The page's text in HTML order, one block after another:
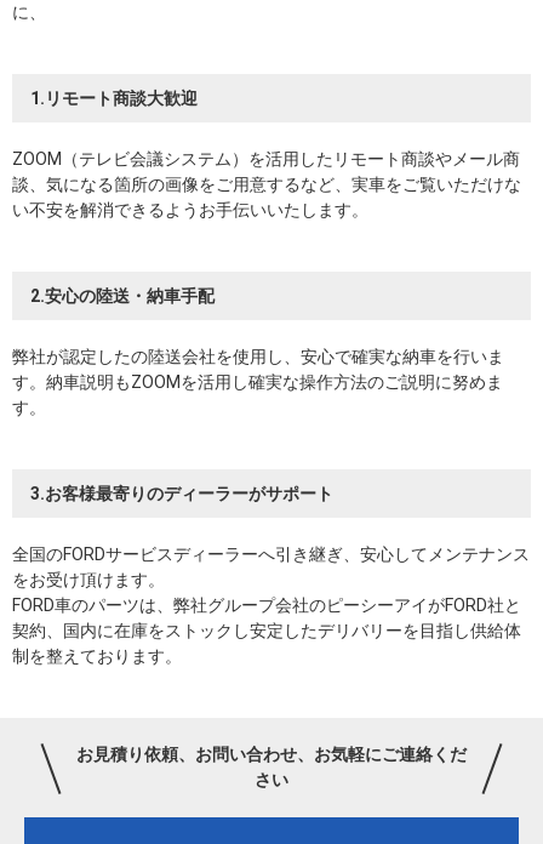
に、
1.リモート商談大歓迎
ZOOM（テレビ会議システム）を活用したリモート商談やメール商
談、気になる箇所の画像をご用意するなど、実車をご覧いただけな
い不安を解消できるようお手伝いいたします。
2.安心の陸送・納車手配
弊社が認定したの陸送会社を使用し、安心で確実な納車を行いま
す。納車説明もZOOMを活用し確実な操作方法のご説明に努めま
す。
3.お客様最寄りのディーラーがサポート
全国のFORDサービスディーラーへ引き継ぎ、安心してメンテナンス
をお受け頂けます。
FORD車のパーツは、弊社グループ会社のピーシーアイがFORD社と
契約、国内に在庫をストックし安定したデリバリーを目指し供給体
制を整えております。
お見積り依頼、お問い合わせ、お気軽にご連絡くだ
さい